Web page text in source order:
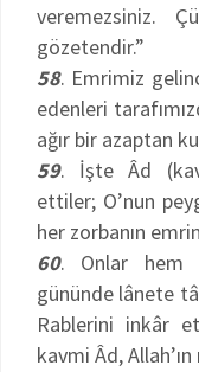
veremezsiniz.
gözetendir.”
58. Emrimiz
edenleri
ağır bir azaptan
59. İşte Âd
ettiler; O’nun
her zorbanın
60. Onlar hem
gününde lânete
Rablerini inkâr
kavmi Âd,